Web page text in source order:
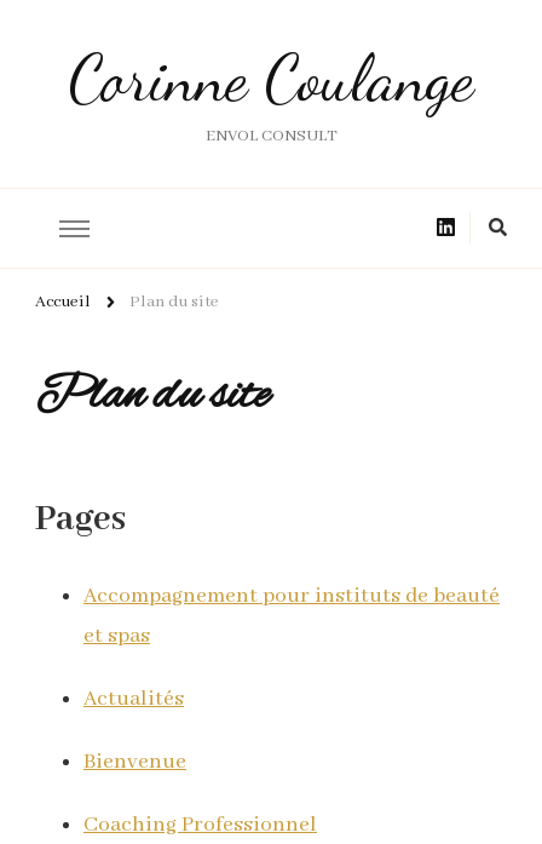
Corinne Coulange
ENVOL CONSULT
Accueil Plan du site
Plan du site
Pages
Accompagnement pour instituts de beauté
et spas
Actualités
Bienvenue
Coaching Professionnel